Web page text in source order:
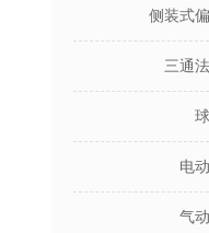
侧装式
三通
电
气